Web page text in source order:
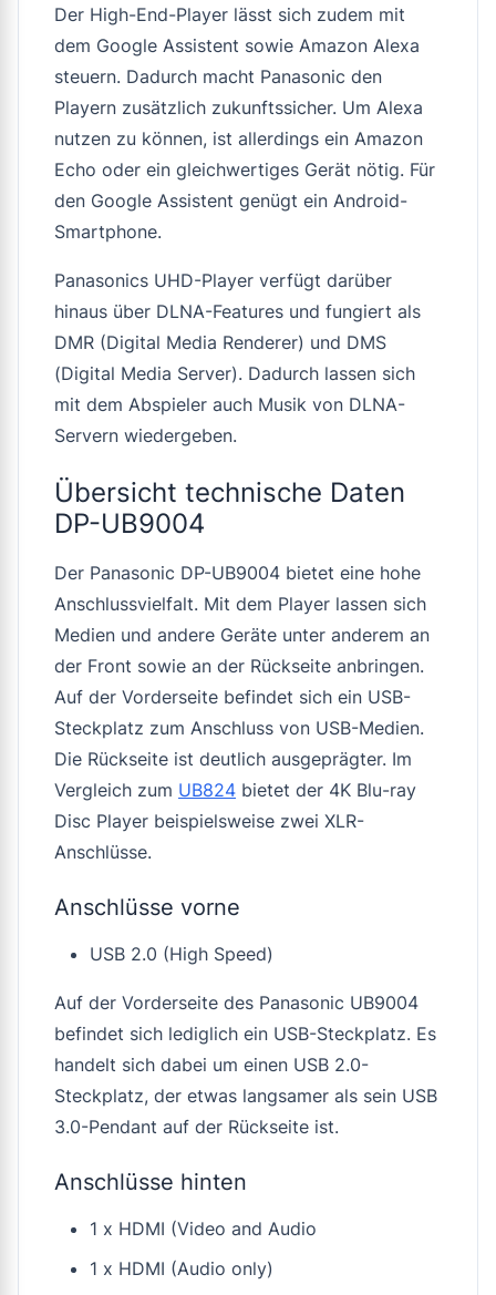
Der High-End-Player lässt sich zudem mit
dem Google Assistent sowie Amazon Alexa
steuern. Dadurch macht Panasonic den
Playern zusätzlich zukunftssicher. Um Alexa
nutzen zu können, ist allerdings ein Amazon
Echo oder ein gleichwertiges Gerät nötig. Für
den Google Assistent genügt ein Android-
Smartphone.
Panasonics UHD-Player verfügt darüber
hinaus über DLNA-Features und fungiert als
DMR (Digital Media Renderer) und DMS
(Digital Media Server). Dadurch lassen sich
mit dem Abspieler auch Musik von DLNA-
Servern wiedergeben.
Übersicht technische Daten
DP-UB9004
Der Panasonic DP-UB9004 bietet eine hohe
Anschlussvielfalt. Mit dem Player lassen sich
Medien und andere Geräte unter anderem an
der Front sowie an der Rückseite anbringen.
Auf der Vorderseite befindet sich ein USB-
Steckplatz zum Anschluss von USB-Medien.
Die Rückseite ist deutlich ausgeprägter. Im
Vergleich zum UB824 bietet der 4K Blu-ray
Disc Player beispielsweise zwei XLR-
Anschlüsse.
Anschlüsse vorne
USB 2.0 (High Speed)
Auf der Vorderseite des Panasonic UB9004
befindet sich lediglich ein USB-Steckplatz. Es
handelt sich dabei um einen USB 2.0-
Steckplatz, der etwas langsamer als sein USB
3.0-Pendant auf der Rückseite ist.
Anschlüsse hinten
1 x HDMI (Video and Audio
1 x HDMI (Audio only)